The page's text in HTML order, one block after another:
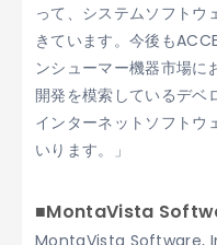
って、システムソフトウ
きています。今後も
ンシューマー機器市場
開発を模索しているデベ
インターネットソフトウ
いります。」
■MontaVista
MontaVista Software,